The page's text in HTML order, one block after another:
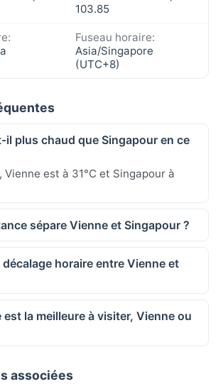
103.85
Fuseau horaire:
Asia/Singapore
(UTC+8)
il plus chaud que Singapour en ce
est à 31°C et Singapour à
sépare Vienne et Singapour ?
décalage horaire entre Vienne et
est la meilleure à visiter, Vienne ou
associées